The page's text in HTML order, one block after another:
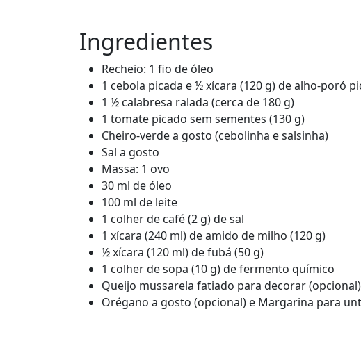
Ingredientes
Recheio: 1 fio de óleo
1 cebola picada e ½ xícara (120 g) de alho-poró
1 ½ calabresa ralada (cerca de 180 g)
1 tomate picado sem sementes (130 g)
Cheiro-verde a gosto (cebolinha e salsinha)
Sal a gosto
Massa: 1 ovo
30 ml de óleo
100 ml de leite
1 colher de café (2 g) de sal
1 xícara (240 ml) de amido de milho (120 g)
½ xícara (120 ml) de fubá (50 g)
1 colher de sopa (10 g) de fermento químico
Queijo mussarela fatiado para decorar (opcional)
Orégano a gosto (opcional) e Margarina para